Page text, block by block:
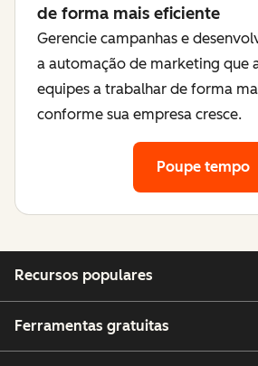
de forma mais eficiente
Gerencie campanhas e
a automação de marketing que
equipes a trabalhar de forma
conforme sua empresa cresce.
Poupe tempo
Recursos populares
Ferramentas gratuitas